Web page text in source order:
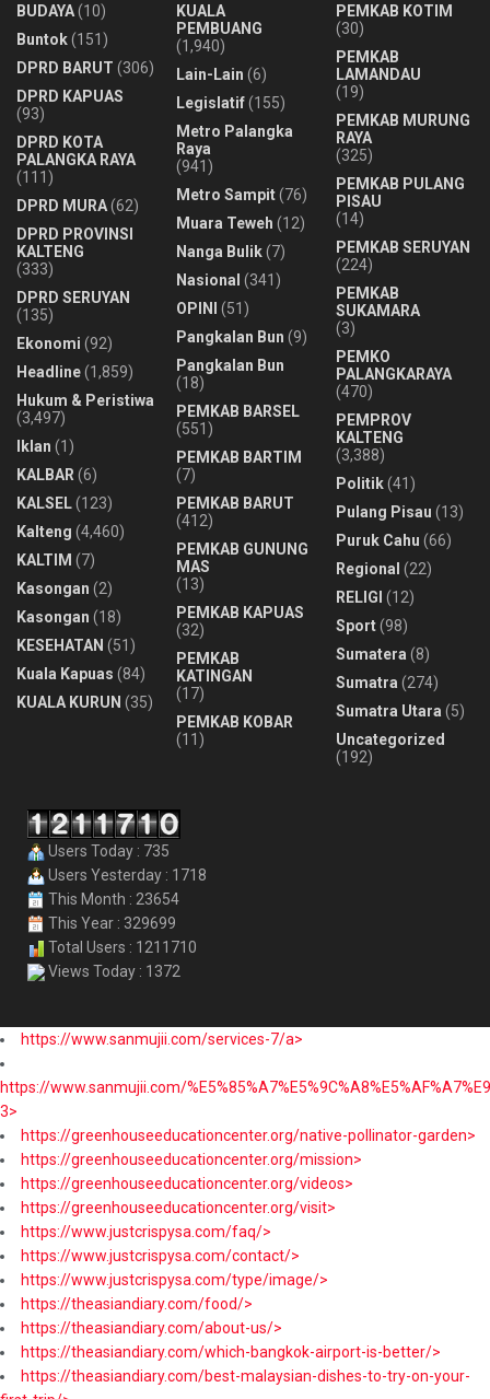
BUDAYA(10)
Buntok(151)
DPRD BARUT (306)
DPRD KAPUAS
(93)
DPRD KOTA
PALANGKA RAYA
(111)
DPRD MURA(62)
DPRD PROVINSI
KALTENG
(333)
DPRD SERUYAN
(135)
Ekonomi (92)
Headline(1,859)
Hukum & Peristiwa
(3,497)
Iklan (1)
KALBAR (6)
KALSEL(123)
Kalteng (4,460)
KALTIM (7)
Kasongan (2)
Kasongan (18)
KESEHATAN (51)
Kuala Kapuas (84)
KUALA KURUN (35)
KUALA
PEMBUANG
(1,940)
Lain-Lain (6)
Legislatif(155)
Metro Palangka
Raya
(941)
Metro Sampit(76)
Muara Teweh (12)
Nanga Bulik(7)
Nasional (341)
OPINI
(51)
Pangkalan Bun (9)
Pangkalan Bun
(18)
PEMKAB BARSEL
(551)
PEMKAB BARTIM
(7)
PEMKAB BARUT
(412)
PEMKAB GUNUNG
MAS
(13)
PEMKAB KAPUAS
(32)
PEMKAB
KATINGAN
(17)
PEMKAB KOBAR
(11)
PEMKAB KOTIM
(30)
PEMKAB
LAMANDAU
(19)
PEMKAB MURUNG
RAYA
(325)
PEMKAB PULANG
PISAU
(14)
PEMKAB SERUYAN
(224)
PEMKAB
SUKAMARA
(3)
PEMKO
PALANGKARAYA
(470)
PEMPROV
KALTENG
(3,388)
Politik(41)
Pulang Pisau (13)
Puruk Cahu (66)
Regional (22)
RELIGI (12)
Sport(98)
Sumatera (8)
Sumatra (274)
Sumatra Utara (5)
Uncategorized
(192)
Users Today : 735
Users Yesterday : 1718
This Month : 23654
This Year : 329699
Total Users : 1211710
Views Today : 1372
https://www.sanmujii.com/services-7/a>
https://www.sanmujii.com/
3>
https://greenhouseeducationcenter.org/native-pollinator-garden>
https://greenhouseeducationcenter.org/mission>
https://greenhouseeducationcenter.org/videos>
https://greenhouseeducationcenter.org/visit>
https://www.justcrispysa.com/faq/>
https://www.justcrispysa.com/contact/>
https://www.justcrispysa.com/type/image/>
https://theasiandiary.com/food/>
https://theasiandiary.com/about-us/>
https://theasiandiary.com/which-bangkok-airport-is-better/>
https://theasiandiary.com/best-malaysian-dishes-to-try-on-your-